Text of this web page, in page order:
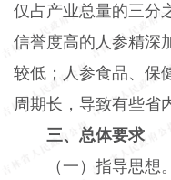
仅占产业总量的三分
信誉度高的人参精深
较低；人参食品、保
周期长，导致有些省
三、总体要求
（一）指导思想。